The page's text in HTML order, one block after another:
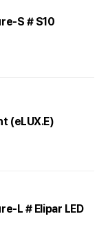
S # S10
(eLUX.E)
LED